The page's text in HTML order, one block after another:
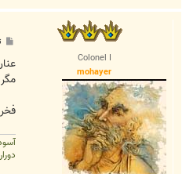
s
e
Colonel I
mohayer